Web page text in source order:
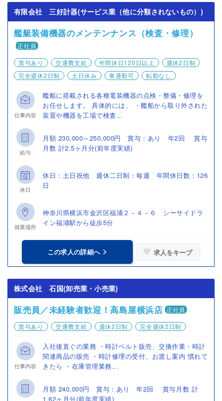
有限会社 三好計器(サービス業（他に分類されないもの）)
艦艇装備機器のメンテンナンス（検査・修理）
正社員
賞与あり
交通費支給 年間休日120日以上
週休2日制
完全週休2日制
土日休み 車通勤可 転勤なし
仕事内容
艦船に搭載される各種電装機器の点検・整備・修理を
お任せします。 具体的には、 ・艦船から取り外された
装置や機器を工場で検査...
給与
月額 230,000～250,000円 賞与：あり 年2回 賞与
月数 計2.5ヶ月分(前年度実績)
休日
休日：土日祝他 週休二日制：毎週 年間休日数：126
日
就業場所
神奈川県横浜市金沢区福浦２－４－６ シーサイドラ
イン福浦駅から徒歩5分
この求人の詳細へ 求人をキープ
株式会社 石国(卸売業・小売業)
販売員／未経験者歓迎！高島屋横浜店 正社員
賞与あり
交通費支給 週休2日制 完全週休2日制
仕事内容
入社後直ぐの業務 ・時計ベルト販売、交換作業・時計
関連商品の販売 ・時計修理の受付、お渡し案内 慣れて
きたら ・在庫管理業務...
月額 240,000円 賞与：あり 年2回 賞与月数 計
1.62ヶ月分(前年度実績)